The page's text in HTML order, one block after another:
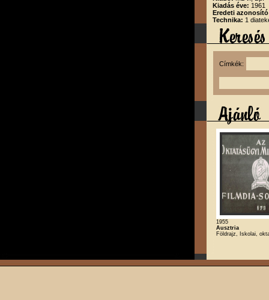
Kiadás éve: 1961
Eredeti
Technika: 1
Címkék:
1955
Ausztria
Földrajz, Iskolai,